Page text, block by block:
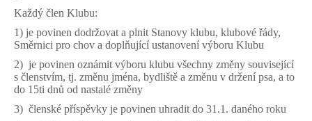
Každý člen Klubu:
1) je povinen dodržovat a plnit Stanovy klubu, klubové řády,
Směrnici pro chov a doplňující ustanovení výboru Klubu
2) je povinen oznámit výboru klubu všechny změny související
s členstvím, tj. změnu jména, bydliště a změnu v držení psa, a to
do 15ti dnů od nastalé změny
3) členské příspěvky je povinen uhradit do 31.1. daného roku